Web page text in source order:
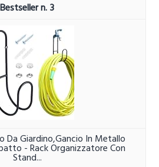
3
Da Giardino,Gancio In Metallo
- Rack Organizzatore Con
Stand...